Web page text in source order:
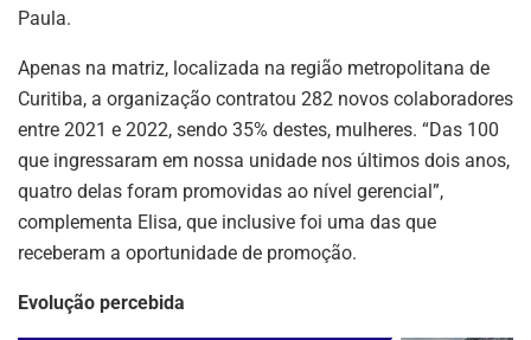
Paula.
Apenas na matriz, localizada na região metropolitana de
Curitiba, a organização contratou 282 novos colaboradores
entre 2021 e 2022, sendo 35% destes, mulheres. “Das 100
que ingressaram em nossa unidade nos últimos dois anos,
quatro delas foram promovidas ao nível gerencial”,
complementa Elisa, que inclusive foi uma das que
receberam a oportunidade de promoção.
Evolução percebida